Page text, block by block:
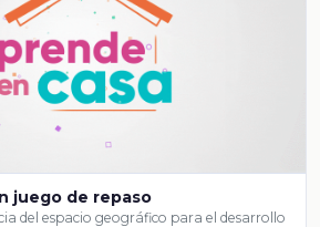
juego de repaso
del espacio geográfico para el desarrollo